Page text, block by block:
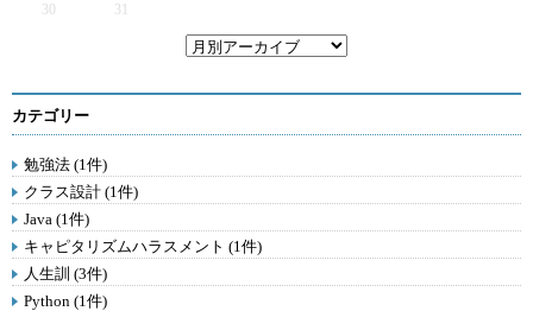
30
31
カテゴリー
勉強法 (1件)
クラス設計 (1件)
Java (1件)
キャピタリズムハラスメント (1件)
人生訓 (3件)
Python (1件)